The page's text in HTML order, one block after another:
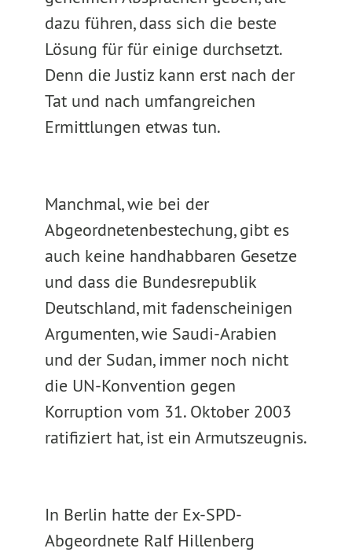
dazu führen, dass sich die beste
Lösung für für einige durchsetzt.
Denn die Justiz kann erst nach der
Tat und nach umfangreichen
Ermittlungen etwas tun.
Manchmal, wie bei der
Abgeordnetenbestechung, gibt es
auch keine handhabbaren Gesetze
und dass die Bundesrepublik
Deutschland, mit fadenscheinigen
Argumenten, wie Saudi-Arabien
und der Sudan, immer noch nicht
die UN-Konvention gegen
Korruption vom 31. Oktober 2003
ratifiziert hat, ist ein Armutszeugnis.
In Berlin hatte der Ex-SPD-
Abgeordnete Ralf Hillenberg